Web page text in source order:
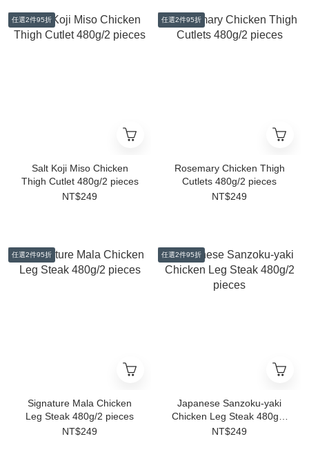
任選2件95折
Salt Koji Miso Chicken
Thigh Cutlet 480g/2 pieces
NT$249
任選2件95折
Rosemary Chicken Thigh
Cutlets 480g/2 pieces
NT$249
任選2件95折
Signature Mala Chicken
Leg Steak 480g/2 pieces
NT$249
任選2件95折
Japanese Sanzoku-yaki
Chicken Leg Steak 480g/2
pieces
NT$249